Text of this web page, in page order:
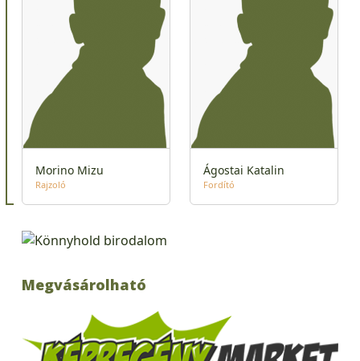
Morino Mizu
Rajzoló
Ágostai Katalin
Fordító
Megvásárolható